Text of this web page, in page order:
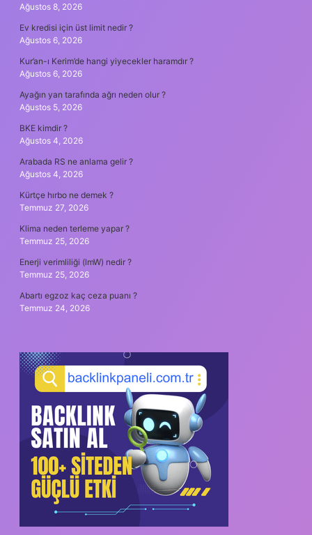
Ağustos 8, 2026
Ev kredisi için üst limit nedir ?
Ağustos 6, 2026
Kur’an-ı Kerim’de hangi yiyecekler haramdır ?
Ağustos 6, 2026
Ayağın yan tarafında ağrı neden olur ?
Ağustos 5, 2026
BKE kimdir ?
Ağustos 4, 2026
Arabada RS ne anlama gelir ?
Ağustos 4, 2026
Kürtçe hırbo ne demek ?
Temmuz 27, 2026
Klima neden terleme yapar ?
Temmuz 25, 2026
Enerji verimliliği (lmW) nedir ?
Temmuz 25, 2026
Abartı egzoz kaç ceza puanı ?
Temmuz 24, 2026